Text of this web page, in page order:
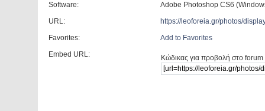
Software:
Adobe Photoshop CS6
URL:
https://leoforeia.gr/photos/
Favorites:
Add to Favorites
Embed URL:
Κώδικας για προβολή στο forum